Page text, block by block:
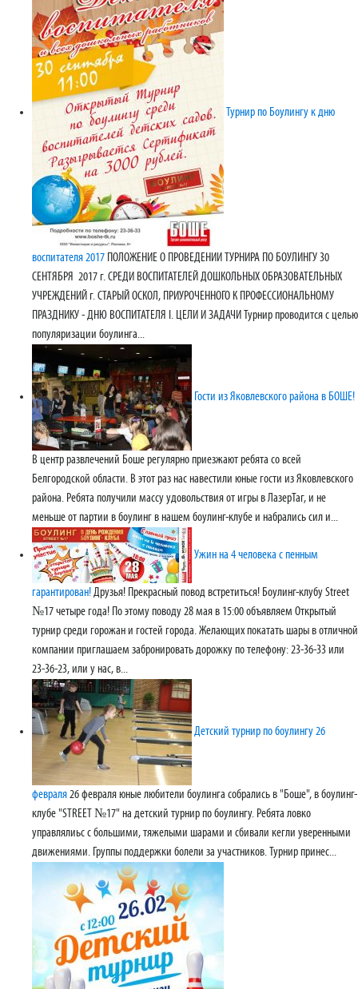
Турнир по Боулингу к дню
воспитателя 2017 ПОЛОЖЕНИЕ О ПРОВЕДЕНИИ ТУРНИРА ПО БОУЛИНГУ 30
СЕНТЯБРЯ 2017 г. СРЕДИ ВОСПИТАТЕЛЕЙ ДОШКОЛЬНЫХ ОБРАЗОВАТЕЛЬНЫХ
УЧРЕЖДЕНИЙ г. СТАРЫЙ ОСКОЛ, ПРИУРОЧЕННОГО К ПРОФЕССИОНАЛЬНОМУ
ПРАЗДНИКУ - ДНЮ ВОСПИТАТЕЛЯ I. ЦЕЛИ И ЗАДАЧИ Турнир проводится с целью
популяризации боулинга...
Гости из Яковлевского района в БОШЕ!
В центр развлечений Боше регулярно приезжают ребята со всей
Белгородской области. В этот раз нас навестили юные гости из Яковлевского
района. Ребята получили массу удовольствия от игры в ЛазерТаг, и не
меньше от партии в боулинг в нашем боулинг-клубе и набрались сил и...
Ужин на 4 человека с пенным
гарантирован!Друзья! Прекрасный повод встретиться! Боулинг-клубу Street
№17 четыре года! По этому поводу 28 мая в 15:00 объявляем Открытый
турнир среди горожан и гостей города. Желающих покатать шары в отличной
компании приглашаем забронировать дорожку по телефону: 23-36-33 или
23-36-23, или у нас, в...
Детский турнир по боулингу 26
февраля26 февраля юные любители боулинга собрались в "Боше", в боулинг-
клубе "STREET №17" на детский турнир по боулингу. Ребята ловко
управлялиьс с большими, тяжелыми шарами и сбивали кегли уверенными
движениями. Группы поддержки болели за участников. Турнир принес...